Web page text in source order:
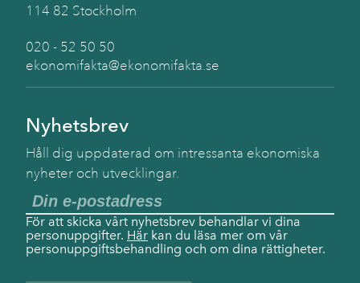
114 82 Stockholm
020 - 52 50 50
ekonomifakta@ekonomifakta.se
Nyhetsbrev
Håll dig uppdaterad om intressanta ekonomiska
nyheter och utvecklingar.
För att skicka vårt nyhetsbrev behandlar vi dina
personuppgifter. Här kan du läsa mer om vår
personuppgiftsbehandling och om dina rättigheter.